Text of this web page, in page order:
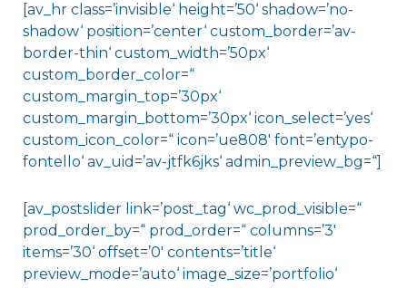
[av_hr class=’invisible‘ height=’50‘ shadow=’no-
shadow‘ position=’center‘ custom_border=’av-
border-thin‘ custom_width=’50px‘
custom_border_color=“
custom_margin_top=’30px‘
custom_margin_bottom=’30px‘ icon_select=’yes‘
custom_icon_color=“ icon=’ue808′ font=’entypo-
fontello‘ av_uid=’av-jtfk6jks‘ admin_preview_bg=“]
[av_postslider link=’post_tag‘ wc_prod_visible=“
prod_order_by=“ prod_order=“ columns=’3′
items=’30‘ offset=’0′ contents=’title‘
preview_mode=’auto‘ image_size=’portfolio‘